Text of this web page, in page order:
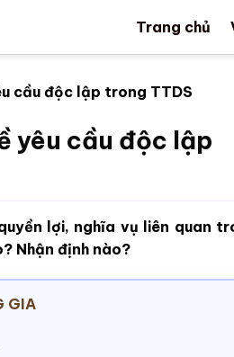
Trang chủ
cầu độc lập trong TTDS
yêu cầu độc lập
lợi, nghĩa vụ liên quan
Nhận định nào?
GIA